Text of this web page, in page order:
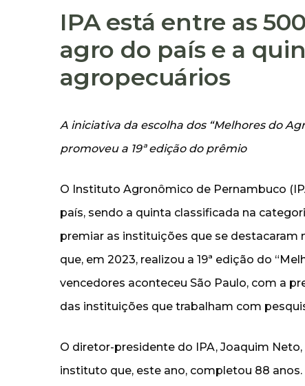
IPA está entre as
agro do país e a
agropecuários
A iniciativa da escolha dos “Melhores do
promoveu a 19ª edição do prêmio
O Instituto Agronômico de Pernambuco
país, sendo a quinta classificada na
premiar as instituições que se destacaram
que, em 2023, realizou a 19ª edição do
vencedores aconteceu São Paulo, com a
das instituições que trabalham com
O diretor-presidente do IPA, Joaquim
instituto que, este ano, completou 88 anos.